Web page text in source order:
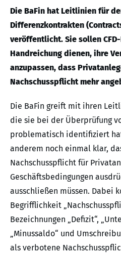
Die BaFin hat Leitlinien für
Differenzkontrakten
veröffentlicht. Sie sollen
Handreichung dienen, ihre
anzupassen, dass
Nachschusspflicht mehr
Die BaFin greift mit ihren
die sie bei der Überprüfung
problematisch identifiziert
anderem noch einmal klar,
Nachschusspflicht für
Geschäftsbedingungen
ausschließen müssen. Dabei
Begrifflichkeit
Bezeichnungen „Defizit“,
„Minussaldo“ und
als verbotene